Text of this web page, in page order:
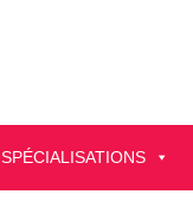
SPÉCIALISATIONS